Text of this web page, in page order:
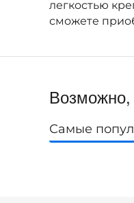
легкостью
сможете
Возможно,
Самые